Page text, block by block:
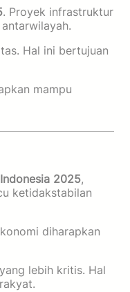
. Proyek infrastruktur
Hal ini bertujuan
mampu
2025,
ketidakstabilan
diharapkan
lebih kritis. Hal